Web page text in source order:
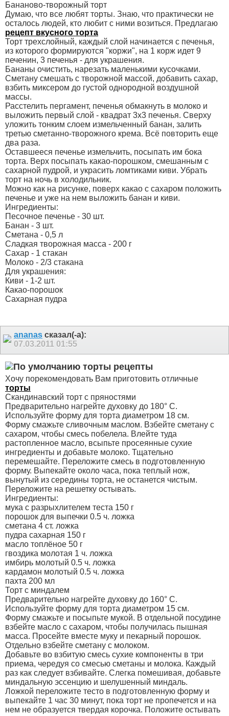
Бананово-творожный торт
Думаю, что все любят торты. Знаю, что практически не
осталось людей, кто любит с ними возиться. Предлагаю
рецепт вкусного торта
Торт трехслойный, каждый слой начинается с печенья,
из которого формируются "коржи", на 1 корж идет 9
печенин, 3 печенья - для украшения.
Бананы очистить, нарезать маленькими кусочками.
Сметану смешать с творожной массой, добавить сахар,
взбить миксером до густой однородной воздушной
массы.
Расстелить пергамент, печенья обмакнуть в молоко и
выложить первый слой - квадрат 3х3 печенья. Сверху
уложить тонким слоем измельченный банан, залить
третью сметанно-творожного крема. Всё повторить еще
два раза.
Оставшееся печенье измельчить, посыпать им бока
торта. Верх посыпать какао-порошком, смешанным с
сахарной пудрой, и украсить ломтиками киви. Убрать
торт на ночь в холодильник.
Можно как на рисунке, поверх какао с сахаром положить
печенье и уже на нем выложить банан и киви.
Ингредиенты:
Песочное печенье - 30 шт.
Банан - 3 шт.
Сметана - 0,5 л
Сладкая творожная масса - 200 г
Сахар - 1 стакан
Молоко - 2/3 стакана
Для украшения:
Киви - 1-2 шт.
Какао-порошок
Сахарная пудра
ananas сказал(-а):
07.03.2011 01:55
торты рецепты
Хочу порекомендовать Вам приготовить отличные
торты
Скандинавский торт с пряностями
Предварительно нагрейте духовку до 180° С.
Используйте форму для торта диаметром 18 см.
Форму смажьте сливочным маслом. Взбейте сметану с
сахаром, чтобы смесь побелела. Влейте туда
растопленное масло, всыпьте просеянные сухие
ингредиенты и добавьте молоко. Тщательно
перемешайте. Переложите смесь в подготовленную
форму. Выпекайте около часа, пока теплый нож,
вынутый из середины торта, не останется чистым.
Переложите на решетку остывать.
Ингредиенты:
мука с разрыхлителем теста 150 г
порошок для выпечки 0.5 ч. ложка
сметана 4 ст. ложка
пудра сахарная 150 г
масло топлёное 50 г
гвоздика молотая 1 ч. ложка
имбирь молотый 0.5 ч. ложка
кардамон молотый 0.5 ч. ложка
пахта 200 мл
Торт с миндалем
Предварительно нагрейте духовку до 160° С.
Используйте форму для торта диаметром 15 см.
Форму смажьте и посыпьте мукой. В отдельной посудине
взбейте масло с сахаром, чтобы получилась пышная
масса. Просейте вместе муку и пекарный порошок.
Отдельно взбейте сметану с молоком.
Добавьте во взбитую смесь сухие компоненты в три
приема, чередуя со смесью сметаны и молока. Каждый
раз как следует взбивайте. Слегка помешивая, добавьте
миндальную эссенцию и шелушенный миндаль.
Ложкой переложите тесто в подготовленную форму и
выпекайте 1 час 30 минут, пока торт не пропечется и на
нем не образуется твердая корочка. Положите остывать